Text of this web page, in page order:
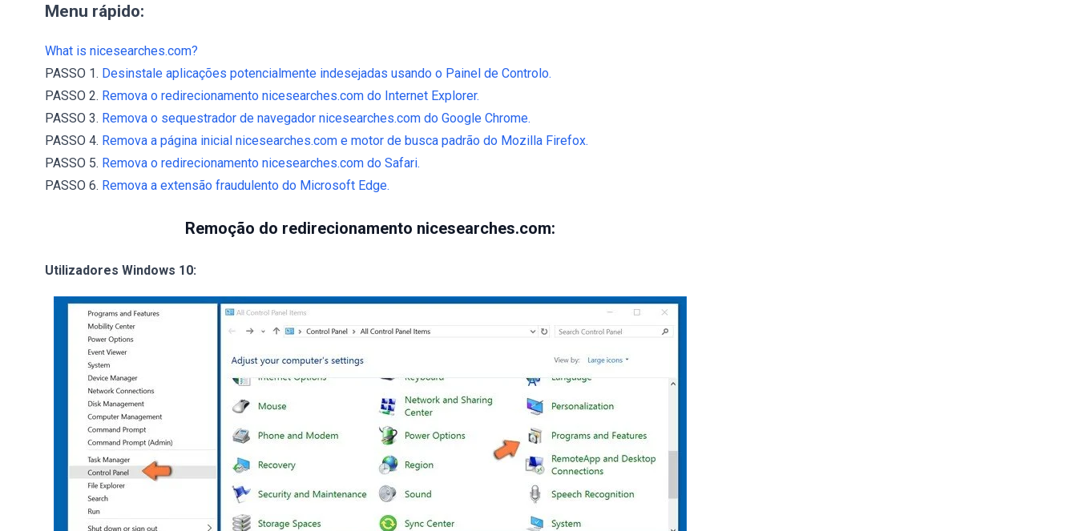
Menu rápido:
What is nicesearches.com?
PASSO 1. Desinstale aplicações potencialmente indesejadas usando o Painel de Controlo.
PASSO 2. Remova o redirecionamento nicesearches.com do Internet Explorer.
PASSO 3. Remova o sequestrador de navegador nicesearches.com do Google Chrome.
PASSO 4. Remova a página inicial nicesearches.com e motor de busca padrão do Mozilla Firefox.
PASSO 5. Remova o redirecionamento nicesearches.com do Safari.
PASSO 6. Remova a extensão fraudulento do Microsoft Edge.
Remoção do redirecionamento nicesearches.com:
Utilizadores Windows 10: